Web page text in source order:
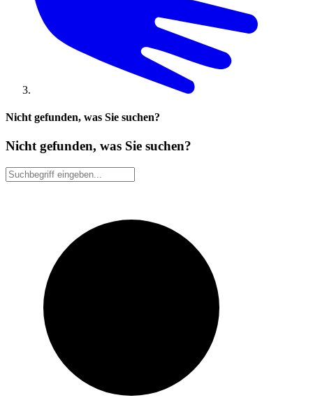
Nicht gefunden, was Sie suchen?
Nicht gefunden, was Sie suchen?